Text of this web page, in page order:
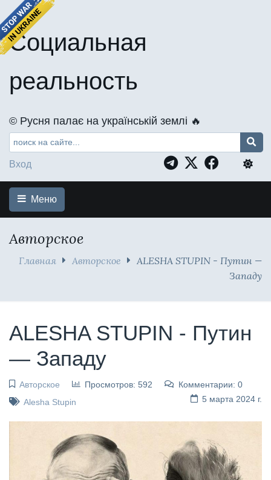
Социальная
реальность
©️ Русня палає на українській землі 🔥
Вход
Меню
Авторское
Главная Авторское
ALESHA STUPIN - Путин —
Западу
ALESHA STUPIN - Путин
— Западу
Авторское Просмотров: 592
Комментарии: 0
5 марта 2024 г.
Alesha Stupin